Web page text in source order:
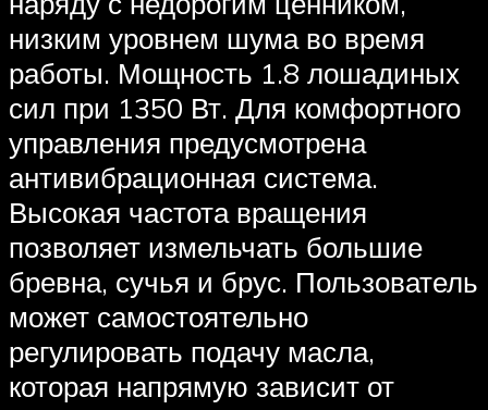
низким уровнем шума во время
работы. Мощность 1.8 лошадиных
сил при 1350 Вт. Для комфортного
управления предусмотрена
антивибрационная система.
Высокая частота вращения
позволяет измельчать большие
бревна, сучья и брус. Пользователь
может самостоятельно
регулировать подачу масла,
которая напрямую зависит от